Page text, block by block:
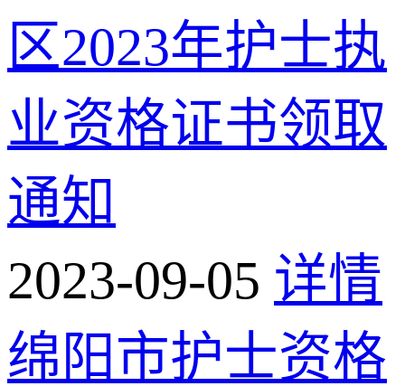
区2023年护士执
业资格证书领取
通知
2023-09-05 详情
绵阳市护士资格